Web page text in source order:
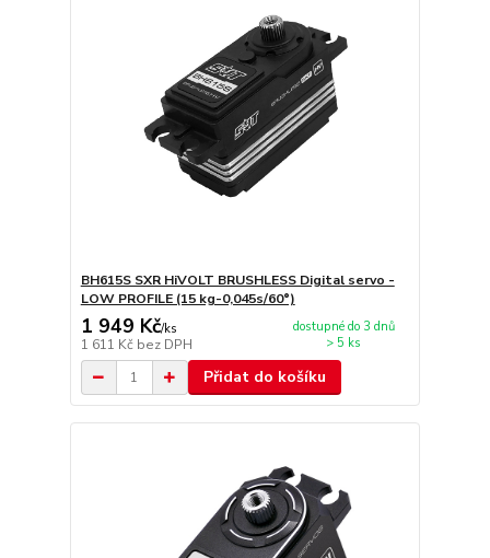
BH615S SXR HiVOLT BRUSHLESS Digital servo -
LOW PROFILE (15 kg-0,045s/60°)
1 949 Kč/ks
1 611 Kč bez DPH
dostupné do 3 dnů
> 5 ks
Přidat do košíku